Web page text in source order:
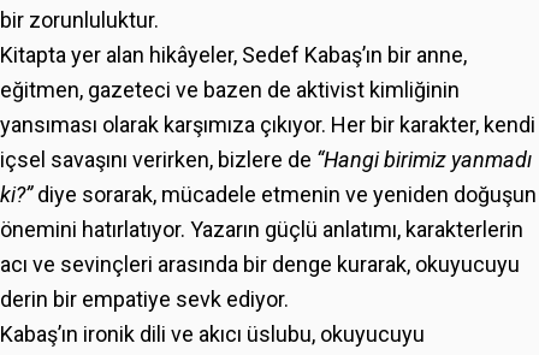
bir zorunluluktur.
Kitapta yer alan hikâyeler, Sedef Kabaş’ın bir anne,
eğitmen, gazeteci ve bazen de aktivist kimliğinin
yansıması olarak karşımıza çıkıyor. Her bir karakter, kendi
içsel savaşını verirken, bizlere de “Hangi birimiz yanmadı
ki?”diye sorarak, mücadele etmenin ve yeniden doğuşun
önemini hatırlatıyor. Yazarın güçlü anlatımı, karakterlerin
acı ve sevinçleri arasında bir denge kurarak, okuyucuyu
derin bir empatiye sevk ediyor.
Kabaş’ın ironik dili ve akıcı üslubu, okuyucuyu